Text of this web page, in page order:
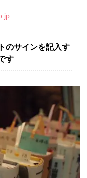
のサインを記入す
す